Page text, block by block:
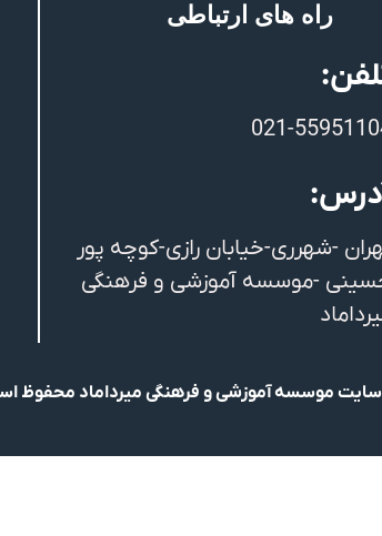
راه های ارتباطی
021-
-شهرری-خیابان رازی-کوچه پور
-موسسه آموزشی و فرهنگی
سایت موسسه آموزشی و فرهنگی میرداماد محفوظ